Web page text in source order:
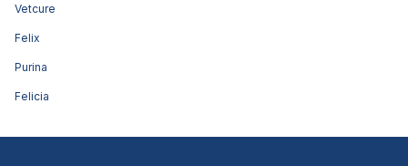
Vetcure
Felix
Purina
Felicia